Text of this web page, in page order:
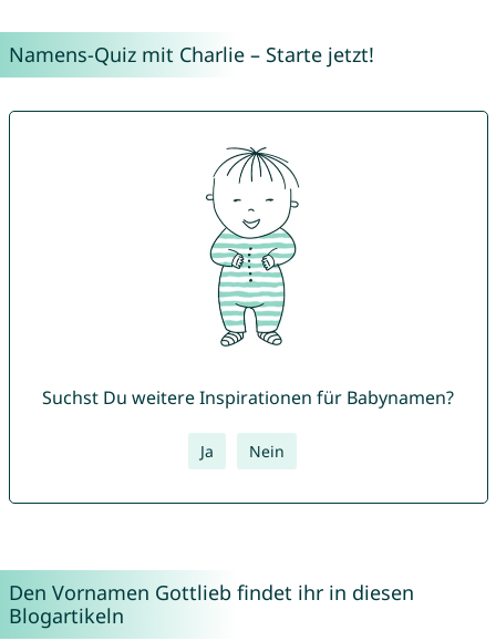
Namens-Quiz mit Charlie – Starte jetzt!
Suchst Du weitere Inspirationen für Babynamen?
Ja Nein
Den Vornamen Gottlieb findet ihr in diesen
Blogartikeln